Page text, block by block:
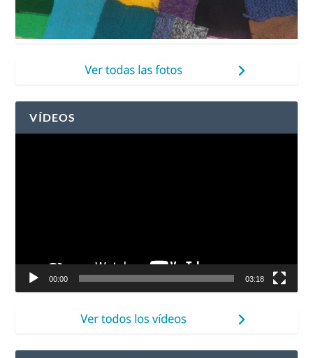
VÍDEOS
00:00 03:18